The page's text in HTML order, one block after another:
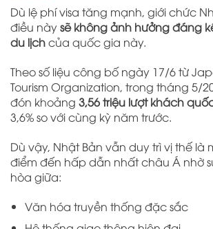
Dù lệ phí visa tăng mạnh, giới chức
điều nàysẽ không ảnh hưởng đáng
du lịchcủa quốc gia này.
Theo số liệu công bố ngày 17/6 từ
Tourism Organization, trong tháng 5/
đón khoảng 3,56 triệu lượt khách
3,6% so với cùng kỳ năm trước.
Dù vậy, Nhật Bản vẫn duy trì vị thế là
điểm đến hấp dẫn nhất châu Á nhờ
hòa giữa:
Văn hóa truyền thống đặc sắc